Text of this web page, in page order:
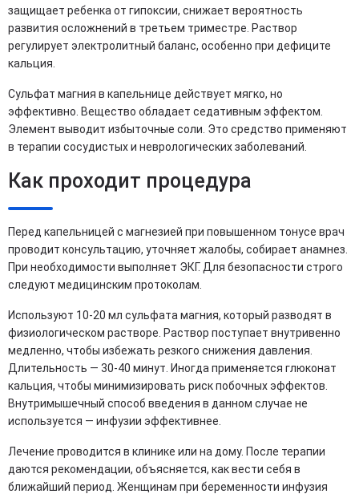
защищает ребенка от гипоксии, снижает вероятность
развития осложнений в третьем триместре. Раствор
регулирует электролитный баланс, особенно при дефиците
кальция.
Сульфат магния в капельнице действует мягко, но
эффективно. Вещество обладает седативным эффектом.
Элемент выводит избыточные соли. Это средство применяют
в терапии сосудистых и неврологических заболеваний.
Как проходит процедура
Перед капельницей с магнезией при повышенном тонусе врач
проводит консультацию, уточняет жалобы, собирает анамнез.
При необходимости выполняет ЭКГ. Для безопасности строго
следуют медицинским протоколам.
Используют 10-20 мл сульфата магния, который разводят в
физиологическом растворе. Раствор поступает внутривенно
медленно, чтобы избежать резкого снижения давления.
Длительность — 30-40 минут. Иногда применяется глюконат
кальция, чтобы минимизировать риск побочных эффектов.
Внутримышечный способ введения в данном случае не
используется — инфузии эффективнее.
Лечение проводится в клинике или на дому. После терапии
даются рекомендации, объясняется, как вести себя в
ближайший период. Женщинам при беременности инфузия